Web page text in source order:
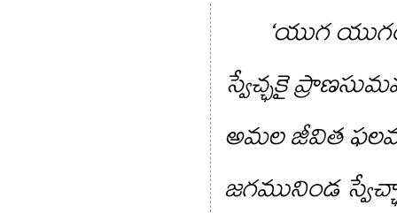
‘యుగ
స్వేచ్ఛకై
అమల జీవిత
జగమునిండ